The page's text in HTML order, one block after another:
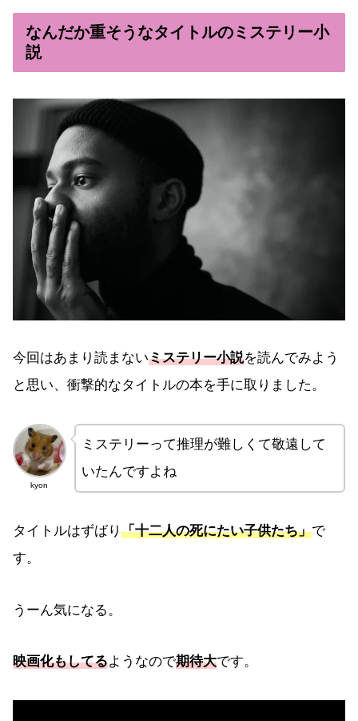
なんだか重そうなタイトルのミステリー小
説
今回はあまり読まないミステリー小説を読んでみよう
と思い、衝撃的なタイトルの本を手に取りました。
kyon
ミステリーって推理が難しくて敬遠して
いたんですよね
タイトルはずばり 「十二人の死にたい子供たち」で
す。
うーん気になる。
映画化もしてるようなので期待大です。